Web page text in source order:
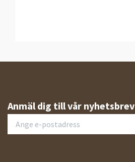
Anmäl dig till vår nyhetsbrev